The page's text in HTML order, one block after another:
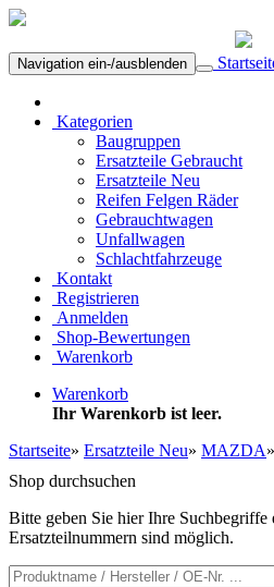
Navigation ein-/ausblenden
Kategorien
Baugruppen
Ersatzteile Gebraucht
Ersatzteile Neu
Reifen Felgen Räder
Gebrauchtwagen
Unfallwagen
Schlachtfahrzeuge
Kontakt
Registrieren
Anmelden
Shop-Bewertungen
Warenkorb
Warenkorb
Ihr Warenkorb ist leer.
Startseite» Ersatzteile Neu» MAZDA»
Shop durchsuchen
Bitte geben Sie hier Ihre
Ersatzteilnummern sind möglich.